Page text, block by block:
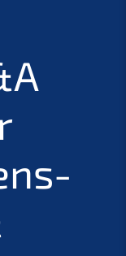
A